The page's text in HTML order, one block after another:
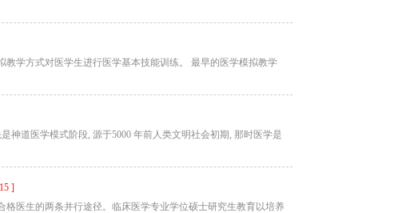
学方式对医学生进行医学基本技能训练。 最早的医学模拟教学
神道医学模式阶段, 源于5000 年前人类文明社会初期, 那时医学是
]
医生的两条并行途径。临床医学专业学位硕士研究生教育以培养